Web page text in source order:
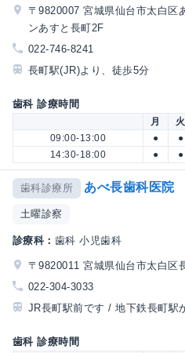
〒9820007 宮城県仙台市太白区
ンあすと長町2F
022-746-8241
長町駅(JR)より、徒歩5分
歯科 診療時間
月 火
09:00-13:00
● ●
14:30-18:00
● ●
歯科診療所 あべ長歯科医院
土曜診察
診療科： 歯科 小児歯科
〒9820011 宮城県仙台市太白区
022-304-3033
JR長町駅前です / 地下鉄長町駅
歯科 診療時間